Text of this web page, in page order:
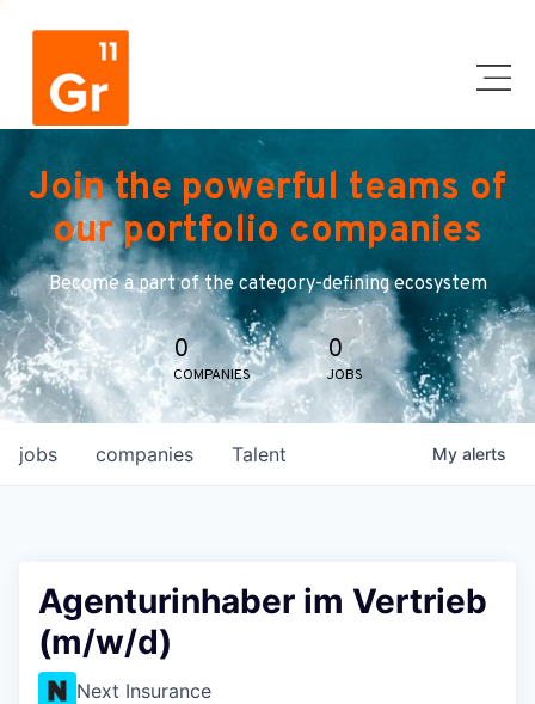
Join the powerful teams of
our portfolio companies
Become a part of the category-defining ecosystem
0
COMPANIES
0
JOBS
jobs companies Talent My alerts
Agenturinhaber im Vertrieb
(m/w/d)
Next Insurance